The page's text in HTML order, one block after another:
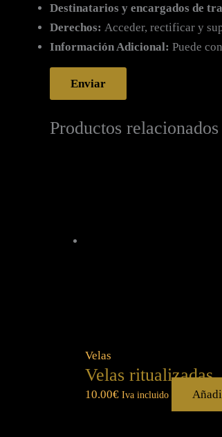
Destinatarios y encargados de
Derechos: Acceder, rectificar y
Información Adicional: Puede
Productos relacionados
Velas
Velas ritualizadas
10.00€ Iva incluido